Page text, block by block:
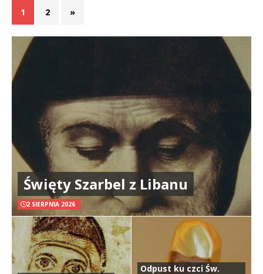
1 2 »
Święty Szarbel z Libanu
2 SIERPNIA 2026
Odpust ku czci Św.